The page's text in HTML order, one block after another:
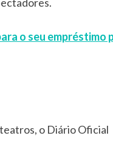
o seu empréstimo
o Diário Oficial